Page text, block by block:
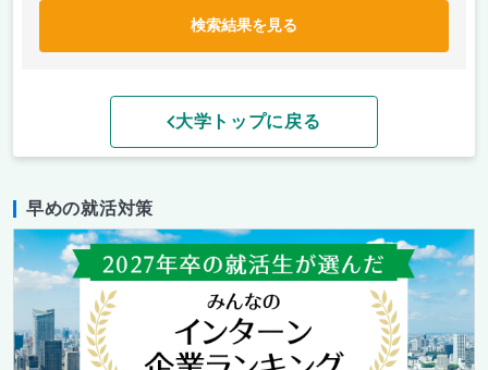
検索結果を見る
大学トップに戻る
早めの就活対策